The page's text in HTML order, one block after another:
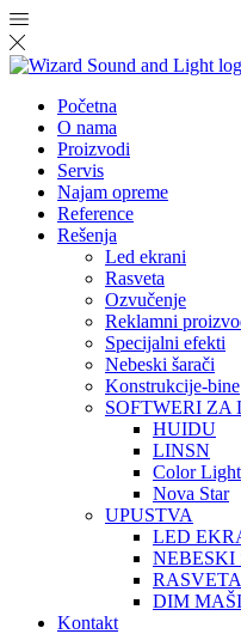
Početna
O nama
Proizvodi
Servis
Najam opreme
Reference
Rešenja
Led ekrani
Rasveta
Ozvučenje
Reklamni
Specijalni efekti
Nebeski šarači
Konstrukcije-bine
SOFTWERI ZA
HUIDU
LINSN
Color Light
Nova Star
UPUSTVA
LED
NEBESKI
RASVETA
DIM
Kontakt